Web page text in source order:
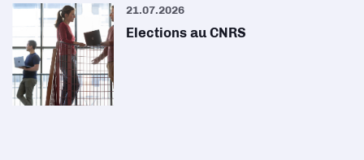
21.07.2026
Elections au CNRS